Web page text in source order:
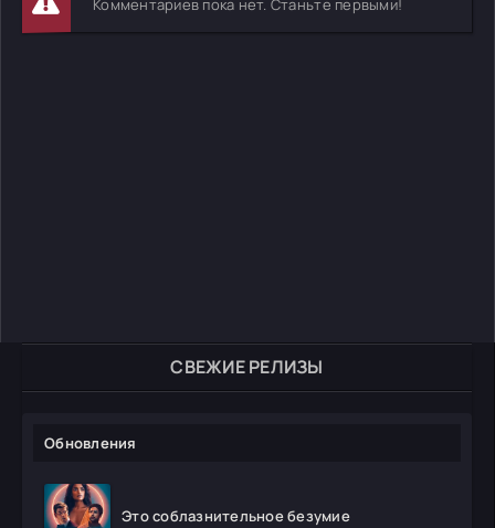
СВЕЖИЕ РЕЛИЗЫ
Обновления
Это соблазнительное безумие
Комментариев пока нет. Станьте первыми!